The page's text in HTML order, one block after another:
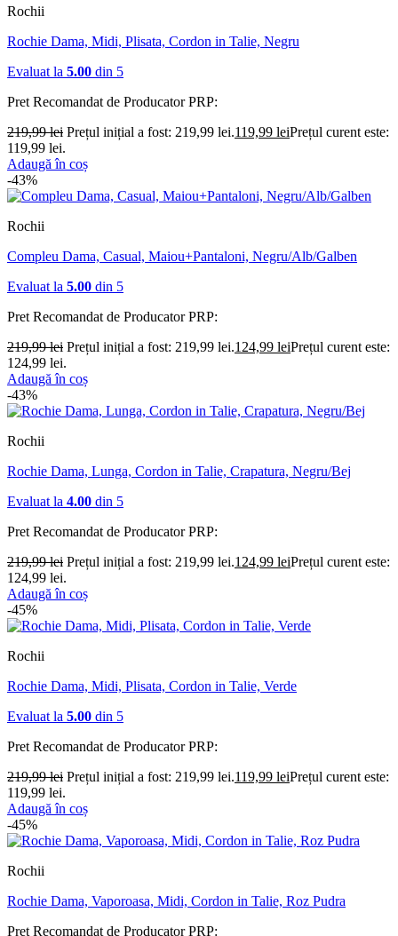
Rochii
Rochie Dama, Midi, Plisata, Cordon in Talie, Negru
Evaluat la 5.00 din 5
Pret Recomandat de ProducatorPRP:
219,99lei Prețul inițial a fost: 219,99 lei.119,99 leiPrețul curent este:
119,99 lei.
Adaugă în coș
-43%
Rochii
Compleu Dama, Casual, Maiou+Pantaloni, Negru/Alb/Galben
Evaluat la 5.00 din 5
Pret Recomandat de ProducatorPRP:
219,99lei Prețul inițial a fost: 219,99 lei.124,99 leiPrețul curent este:
124,99 lei.
Adaugă în coș
-43%
Rochii
Rochie Dama, Lunga, Cordon in Talie, Crapatura, Negru/Bej
Evaluat la 4.00 din 5
Pret Recomandat de ProducatorPRP:
219,99lei Prețul inițial a fost: 219,99 lei.124,99 leiPrețul curent este:
124,99 lei.
Adaugă în coș
-45%
Rochii
Rochie Dama, Midi, Plisata, Cordon in Talie, Verde
Evaluat la 5.00 din 5
Pret Recomandat de ProducatorPRP:
219,99lei Prețul inițial a fost: 219,99 lei.119,99 leiPrețul curent este:
119,99 lei.
Adaugă în coș
-45%
Rochii
Rochie Dama, Vaporoasa, Midi, Cordon in Talie, Roz Pudra
Pret Recomandat de ProducatorPRP: